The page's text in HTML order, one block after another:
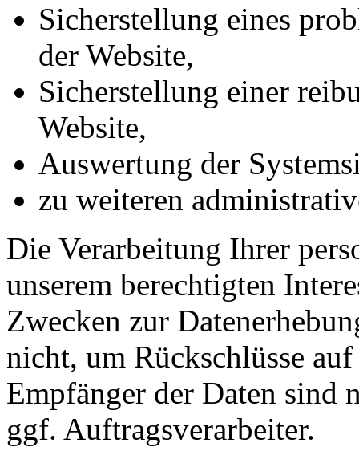
Sicherstellung eines
der Website,
Sicherstellung einer
Website,
Auswertung der
zu weiteren
Die Verarbeitung Ihrer
unserem berechtigten
Zwecken zur
nicht, um Rückschlüsse
Empfänger der Daten sind
ggf. Auftragsverarbeiter.